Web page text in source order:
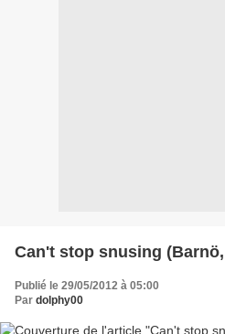
Can't stop snusing
Publié le 29/05/2012 à 05:00
Par dolphy00